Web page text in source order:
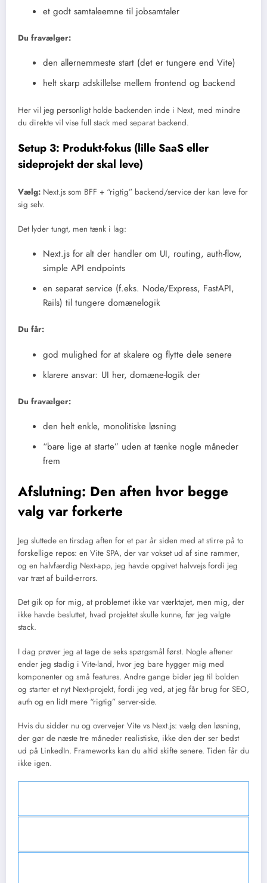
et godt samtaleemne til jobsamtaler
Du fravælger:
den allernemmeste start (det er tungere end Vite)
helt skarp adskillelse mellem frontend og backend
Her vil jeg personligt holde backenden inde i Next, med mindre
du direkte vil vise full stack med separat backend.
Setup 3: Produkt-fokus (lille SaaS eller
sideprojekt der skal leve)
Vælg: Next.js som BFF + “rigtig” backend/service der kan leve for
sig selv.
Det lyder tungt, men tænk i lag:
Next.js for alt der handler om UI, routing, auth-flow,
simple API endpoints
en separat service (f.eks. Node/Express, FastAPI,
Rails) til tungere domænelogik
Du får:
god mulighed for at skalere og flytte dele senere
klarere ansvar: UI her, domæne-logik der
Du fravælger:
den helt enkle, monolitiske løsning
“bare lige at starte” uden at tænke nogle måneder
frem
Afslutning: Den aften hvor begge
valg var forkerte
Jeg sluttede en tirsdag aften for et par år siden med at stirre på to
forskellige repos: en Vite SPA, der var vokset ud af sine rammer,
og en halvfærdig Next-app, jeg havde opgivet halvvejs fordi jeg
var træt af build-errors.
Det gik op for mig, at problemet ikke var værktøjet, men mig, der
ikke havde besluttet, hvad projektet skulle kunne, før jeg valgte
stack.
I dag prøver jeg at tage de seks spørgsmål først. Nogle aftener
ender jeg stadig i Vite-land, hvor jeg bare hygger mig med
komponenter og små features. Andre gange bider jeg til bolden
og starter et nyt Next-projekt, fordi jeg ved, at jeg får brug for SEO,
auth og en lidt mere “rigtig” server-side.
Hvis du sidder nu og overvejer Vite vs Next.js: vælg den løsning,
der gør de næste tre måneder realistiske, ikke den der ser bedst
ud på LinkedIn. Frameworks kan du altid skifte senere. Tiden får du
ikke igen.
Sørg også for per-side metadata, canonical tags og en sitemap, og test med